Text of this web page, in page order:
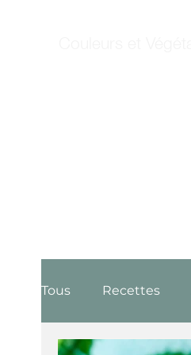
Tous Recettes